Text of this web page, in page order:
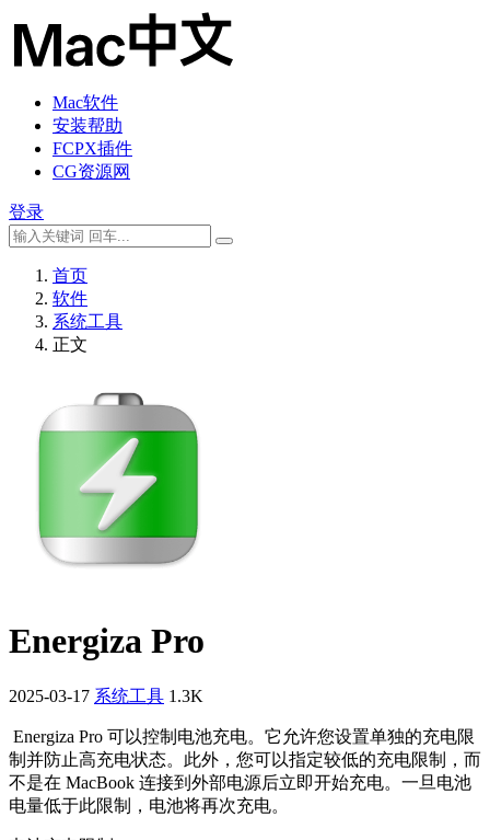
Mac软件
安装帮助
FCPX插件
CG资源网
登录
首页
软件
系统工具
正文
Energiza Pro
2025-03-17 系统工具 1.3K
Energiza Pro 可以控制电池充电。它允许您设置单独的充电限
制并防止高充电状态。此外，您可以指定较低的充电限制，而
不是在 MacBook 连接到外部电源后立即开始充电。一旦电池
电量低于此限制，电池将再次充电。